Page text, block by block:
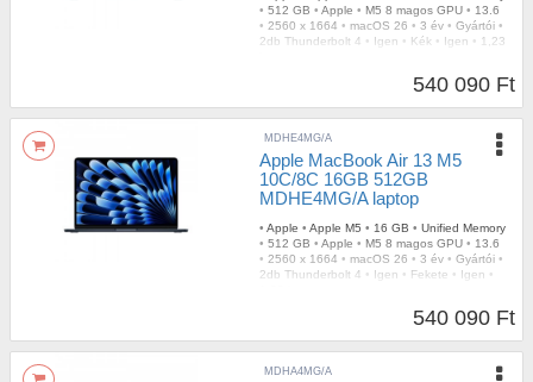
• 512 GB • Apple • M5 8 magos GPU • 13.6
• 2560 x 1664 • macOS 26 • 3 év • Gyártói •
2db Thunderbolt 4 • Igen • Kék • Igen • 1,23
540 090 Ft
MDHE4MG/A
Apple MacBook Air 13 M5
10C/8C 16GB 512GB
MDHE4MG/A laptop
• Apple • Apple M5 • 16 GB • Unified Memory
• 512 GB • Apple • M5 8 magos GPU • 13.6
• 2560 x 1664 • macOS 26 • 3 év • Gyártói •
2db Thunderbolt 4 • Igen • Fekete • Igen •
540 090 Ft
MDHA4MG/A